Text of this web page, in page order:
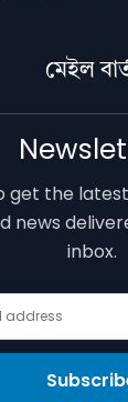
মেইল
get the
news
inbox.